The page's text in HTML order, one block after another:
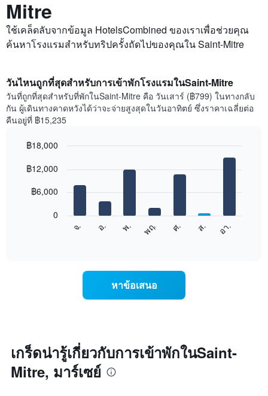
Mitre
ใช้เคล็ดลับจากข้อมูล HotelsCombined ของเราเพื่อช่วยคุณ
ค้นหาโรงแรมสำหรับทริปครั้งถัดไปของคุณใน Saint-Mitre
วันไหนถูกที่สุดสำหรับการเข้าพักโรงแรมในSaint-Mitre
วันที่ถูกที่สุดสำหรับที่พักในSaint-Mitre คือ วันเสาร์ (฿799) ในทางกลับ
กัน ผู้เดินทางคาดหวังได้ว่าจะจ่ายสูงสุดในวันอาทิตย์ ซึ่งราคาเฉลี่ยต่อ
คืนอยู่ที่ ฿15,235
chart
bars.
แต่ละ
วัน
ของ
สัปดาห์
graphic.
จ. อ. พ. พฤ. ศ. ส. อา.
0
฿6,000
฿12,000
฿18,000
หาข้อเสนอ
เกร็ดน่ารู้เกี่ยวกับการเข้าพักในSaint-
Mitre, มาร์เซย์